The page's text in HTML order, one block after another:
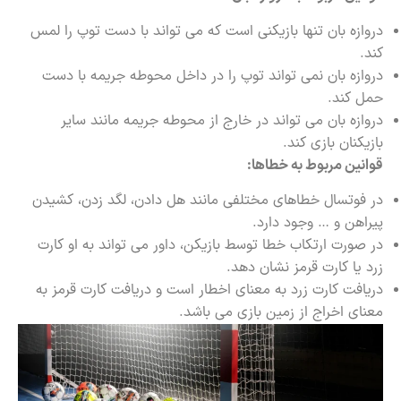
دروازه بان تنها بازیکنی است که می تواند با دست توپ را لمس
کند.
دروازه بان نمی تواند توپ را در داخل محوطه جریمه با دست
حمل کند.
دروازه بان می تواند در خارج از محوطه جریمه مانند سایر
بازیکنان بازی کند.
قوانین مربوط به خطاها:
در فوتسال خطاهای مختلفی مانند هل دادن، لگد زدن، کشیدن
پیراهن و … وجود دارد.
در صورت ارتکاب خطا توسط بازیکن، داور می تواند به او کارت
زرد یا کارت قرمز نشان دهد.
دریافت کارت زرد به معنای اخطار است و دریافت کارت قرمز به
معنای اخراج از زمین بازی می باشد.